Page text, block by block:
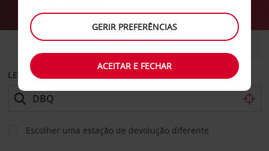
CARRO COMERCIAIS
LEVANTAR EM
Escolher uma estação de devolução diferente
GERIR PREFERÊNCIAS
ACEITAR E FECHAR